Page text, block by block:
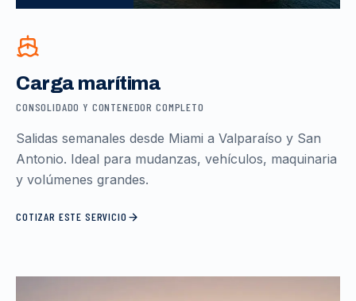
Carga marítima
CONSOLIDADO Y CONTENEDOR COMPLETO
Salidas semanales desde Miami a Valparaíso y San
Antonio. Ideal para mudanzas, vehículos, maquinaria
y volúmenes grandes.
COTIZAR ESTE SERVICIO